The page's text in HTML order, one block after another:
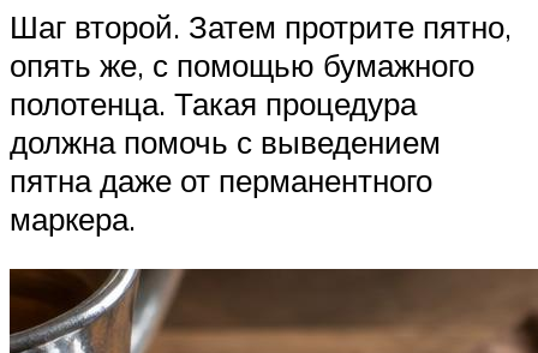
Шаг второй. Затем протрите пятно,
опять же, с помощью бумажного
полотенца. Такая процедура
должна помочь с выведением
пятна даже от перманентного
маркера.